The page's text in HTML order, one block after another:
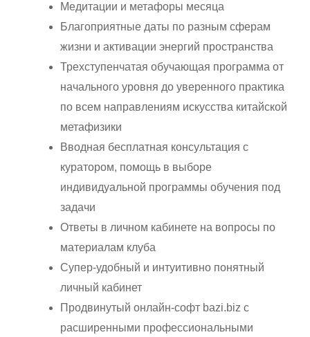
Медитации и метафоры месяца
Благоприятные даты по разным сферам
жизни и активации энергий пространства
Трехступенчатая обучающая программа от
начального уровня до уверенного практика
по всем направлениям искусства китайской
метафизики
Вводная бесплатная консультация с
куратором, помощь в выборе
индивидуальной программы обучения под
задачи
Ответы в личном кабинете на вопросы по
материалам клуба
Супер-удобный и интуитивно понятный
личный кабинет
Продвинутый онлайн-софт bazi.biz с
расширенными профессиональными